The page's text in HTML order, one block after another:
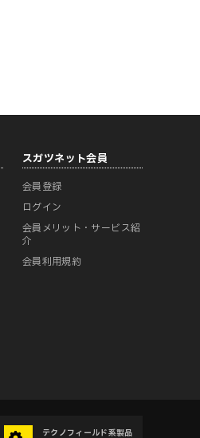
スガツネット会員
会員登録
ログイン
会員メリット・サービス紹
介
会員利用規約
テクノフィールド系製品